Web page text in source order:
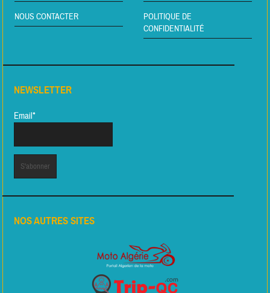
NOUS CONTACTER
POLITIQUE DE
CONFIDENTIALITÉ
NEWSLETTER
Email*
NOS AUTRES SITES